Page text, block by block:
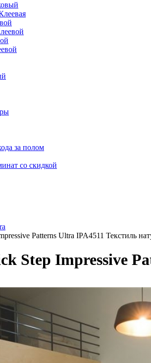
за полом
со скидкой
Patterns Ultra IPA4511 Текстиль
Step Impressive